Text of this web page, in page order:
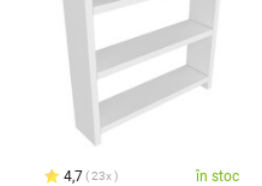
4,7 23x în stoc